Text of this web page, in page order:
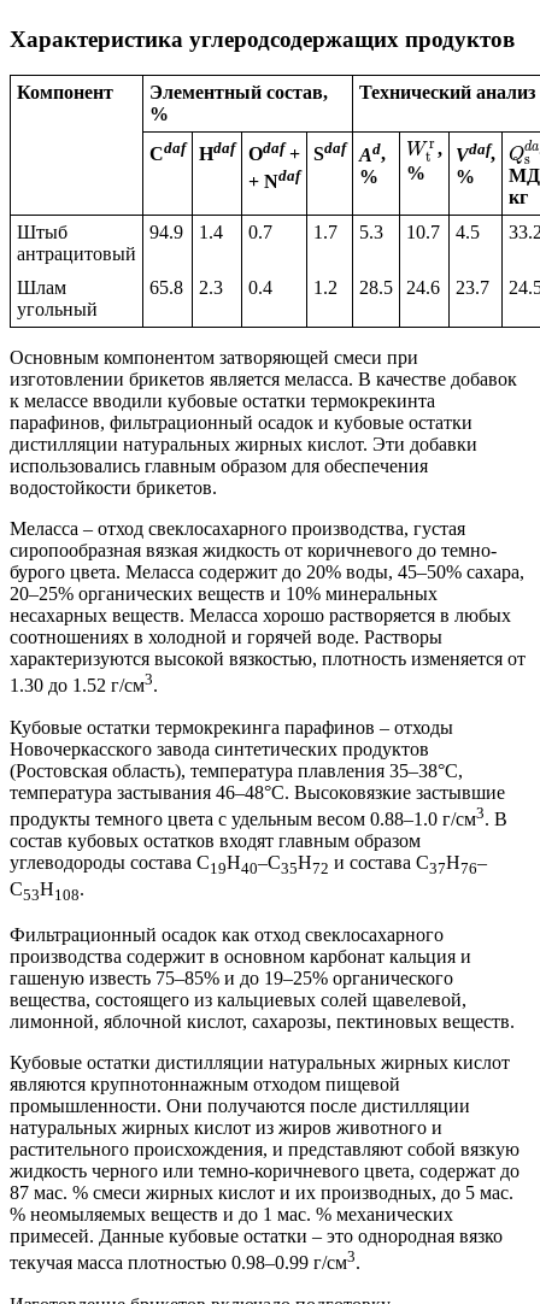
Характеристика углеродсодержащих продуктов
Компонент
Элементный состав,
%
Технический анализ
Cdaf Hdaf Odaf +
+ Ndaf
Sdaf Ad,
%
W r
t ,
%
Vdaf,
%
Qda
s
кг
Штыб
антрацитовый
94.9 1.4 0.7 1.7 5.3 10.7 4.5
Шлам
угольный
65.8 2.3 0.4 1.2 28.5 24.6 23.7
Основным компонентом затворяющей смеси при
изготовлении брикетов является меласса. В качестве добавок
к мелассе вводили кубовые остатки термокрекинта
парафинов, фильтрационный осадок и кубовые остатки
дистилляции натуральных жирных кислот. Эти добавки
использовались главным образом для обеспечения
водостойкости брикетов.
Меласса – отход свеклосахарного производства, густая
сиропообразная вязкая жидкость от коричневого до темно-
бурого цвета. Меласса содержит до 20% воды, 45–50% сахара,
20–25% органических веществ и 10% минеральных
несахарных веществ. Меласса хорошо растворяется в любых
соотношениях в холодной и горячей воде. Растворы
характеризуются высокой вязкостью, плотность изменяется от
1.30 до 1.52 г/см3.
Кубовые остатки термокрекинга парафинов – отходы
Новочеркасского завода синтетических продуктов
(Ростовская область), температура плавления 35–38°С,
температура застывания 46–48°С. Высоковязкие застывшие
продукты темного цвета с удельным весом 0.88–1.0 г/см3. В
состав кубовых остатков входят главным образом
углеводороды состава С19Н40–С35Н72 и состава С37Н76–
С53Н108.
Фильтрационный осадок как отход свеклосахарного
производства содержит в основном карбонат кальция и
гашеную известь 75–85% и до 19–25% органического
вещества, состоящего из кальциевых солей щавелевой,
лимонной, яблочной кислот, сахарозы, пектиновых веществ.
Кубовые остатки дистилляции натуральных жирных кислот
являются крупнотоннажным отходом пищевой
промышленности. Они получаются после дистилляции
натуральных жирных кислот из жиров животного и
растительного происхождения, и представляют собой вязкую
жидкость черного или темно-коричневого цвета, содержат до
87 мас. % смеси жирных кислот и их производных, до 5 мас.
% неомыляемых веществ и до 1 мас. % механических
примесей. Данные кубовые остатки – это однородная вязко
текучая масса плотностью 0.98–0.99 г/см3.